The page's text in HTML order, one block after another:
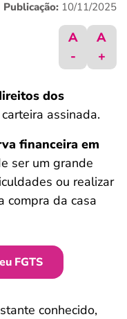
Publicação: 10/11/2025
A
-
A
+
dos
assinada.
financeira em
ser um grande
ou realizar
compra da casa
FGTS
conhecido,